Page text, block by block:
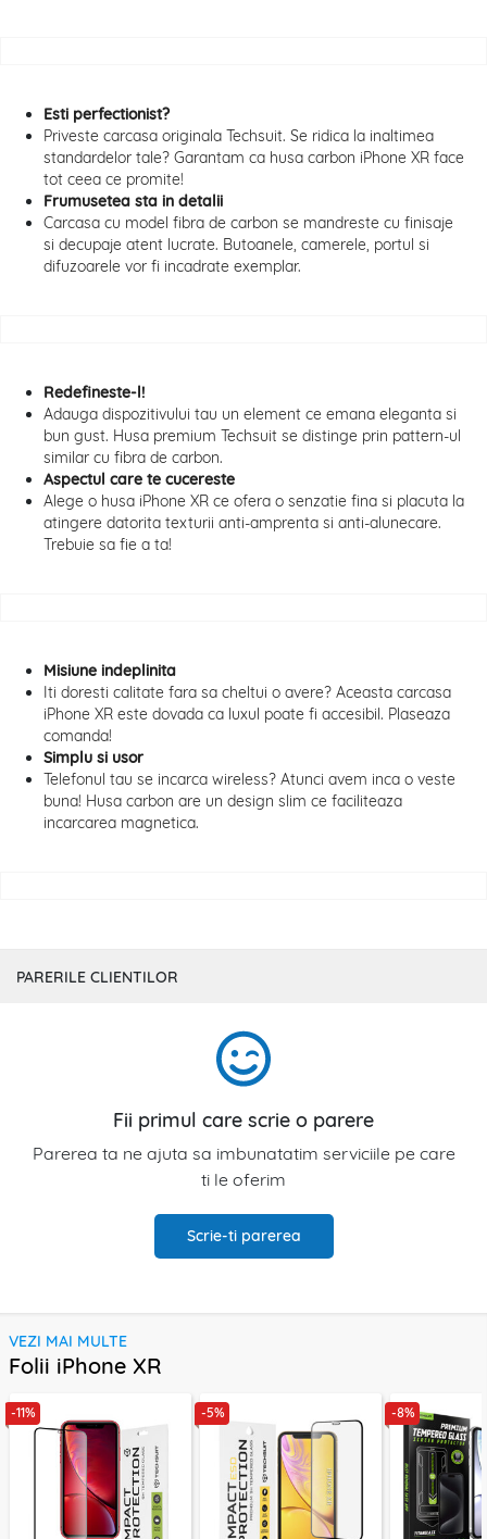
Esti perfectionist?
Priveste carcasa originala Techsuit. Se ridica la inaltimea
standardelor tale? Garantam ca husa carbon iPhone XR face
tot ceea ce promite!
Frumusetea sta in detalii
Carcasa cu model fibra de carbon se mandreste cu finisaje
si decupaje atent lucrate. Butoanele, camerele, portul si
difuzoarele vor fi incadrate exemplar.
Redefineste-l!
Adauga dispozitivului tau un element ce emana eleganta si
bun gust. Husa premium Techsuit se distinge prin pattern-ul
similar cu fibra de carbon.
Aspectul care te cucereste
Alege o husa iPhone XR ce ofera o senzatie fina si placuta la
atingere datorita texturii anti-amprenta si anti-alunecare.
Trebuie sa fie a ta!
Misiune indeplinita
Iti doresti calitate fara sa cheltui o avere? Aceasta carcasa
iPhone XR este dovada ca luxul poate fi accesibil. Plaseaza
comanda!
Simplu si usor
Telefonul tau se incarca wireless? Atunci avem inca o veste
buna! Husa carbon are un design slim ce faciliteaza
incarcarea magnetica.
PARERILE CLIENTILOR
Fii primul care scrie o parere
Parerea ta ne ajuta sa imbunatatim serviciile pe care
ti le oferim
Scrie-ti parerea
VEZI MAI MULTE
Folii iPhone XR
-11% -5% -8%